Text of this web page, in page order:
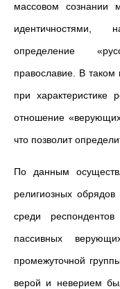
массовом сознании
идентичностями,
определение
православие. В таком
при характеристике
отношение
что позволит
По данным
религиозных
среди
пассивных
промежуточной
верой и неверием